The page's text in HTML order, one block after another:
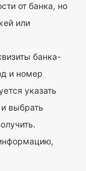
от банка, но
или
банка-
и номер
указать
выбрать